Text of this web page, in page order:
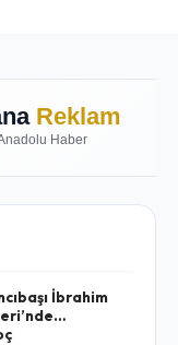
Reklam
Haber
İbrahim